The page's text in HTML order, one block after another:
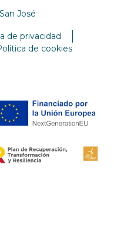
José
de privacidad
de cookies